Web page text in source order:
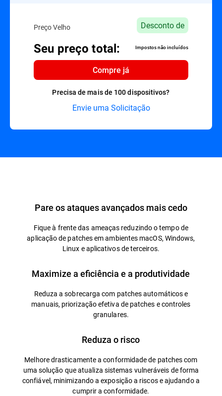
Preço Velho Desconto de
Seu preço total: Impostos não incluídos
Compre já
Precisa de mais de 100 dispositivos?
Envie uma Solicitação
Pare os ataques avançados mais cedo
Fique à frente das ameaças reduzindo o tempo de
aplicação de patches em ambientes macOS, Windows,
Linux e aplicativos de terceiros.
Maximize a eficiência e a produtividade
Reduza a sobrecarga com patches automáticos e
manuais, priorização efetiva de patches e controles
granulares.
Reduza o risco
Melhore drasticamente a conformidade de patches com
uma solução que atualiza sistemas vulneráveis de forma
confiável, minimizando a exposição a riscos e ajudando a
cumprir a conformidade.